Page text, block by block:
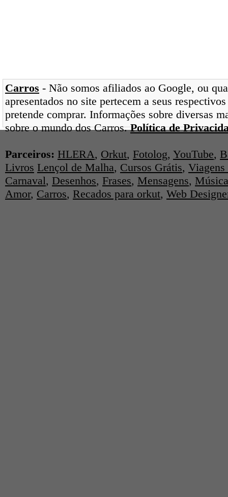
Carros - Não somos afiliados ao Google, ou
apresentados no site pertecem a seus
pretende comprar. Informações sobre diversas
sobre o mundo dos Carros.Política de
Parceiros: HLERA, Orkut, Fotolog, YouTube,
Livros Lençol de Malha, Cursos Grátis, Viagens
Carnaval, Desenhos, Frases, Mensagens,
Amor, Carros, Recados para orkut, Web